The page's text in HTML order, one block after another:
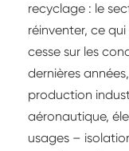
recyclage : le
réinventer, ce
cesse sur les
dernières
production
aéronautique,
usages –